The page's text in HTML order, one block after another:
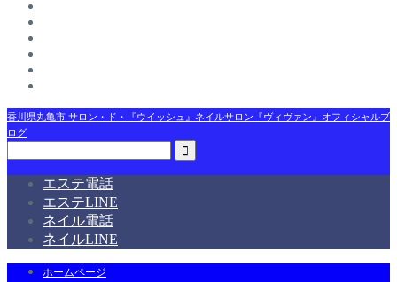
香川県丸亀市 サロン・ド・『ウイッシュ』ネイルサロン『ヴィヴァン』オフィシャルブ
ログ
エステ電話
エステLINE
ネイル電話
ネイルLINE
ホームページ